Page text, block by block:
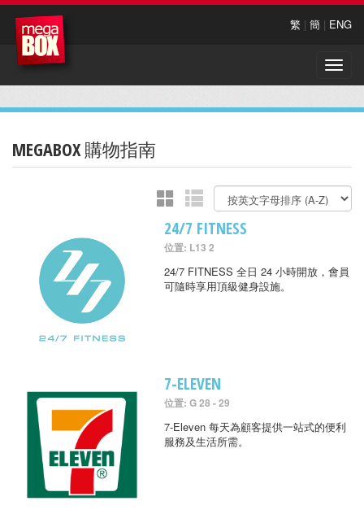
繁 | 簡 | ENG
Toggle
MEGABOX 購物指南
24/7 FITNESS
位置: L13 2
24/7 FITNESS 全日 24 小時開放，會員
可隨時享用頂級健身設施。
7-ELEVEN
位置: G 28 - 29
7-Eleven 每天為顧客提供一站式的便利
服務及生活所需。